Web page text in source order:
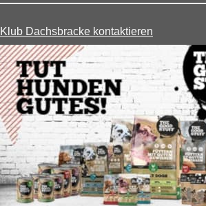
Klub Dachsbracke kontaktieren